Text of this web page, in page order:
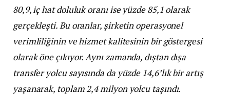
80,9, iç hat doluluk oranı ise yüzde 85,1 olarak
gerçekleşti. Bu oranlar, şirketin operasyonel
verimliliğinin ve hizmet kalitesinin bir göstergesi
olarak öne çıkıyor. Aynı zamanda, dıştan dışa
transfer yolcu sayısında da yüzde 14,6’lık bir artış
yaşanarak, toplam 2,4 milyon yolcu taşındı.